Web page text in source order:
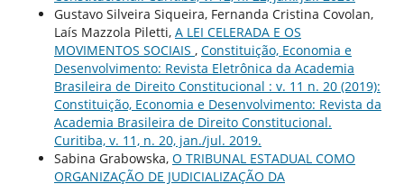
Gustavo Silveira Siqueira, Fernanda Cristina Covolan,
Laís Mazzola Piletti, A LEI CELERADA E OS
MOVIMENTOS SOCIAIS , Constituição, Economia e
Desenvolvimento: Revista Eletrônica da Academia
Brasileira de Direito Constitucional : v. 11 n. 20 (2019):
Constituição, Economia e Desenvolvimento: Revista da
Academia Brasileira de Direito Constitucional.
Curitiba, v. 11, n. 20, jan./jul. 2019.
Sabina Grabowska, O TRIBUNAL ESTADUAL COMO
ORGANIZAÇÃO DE JUDICIALIZAÇÃO DA